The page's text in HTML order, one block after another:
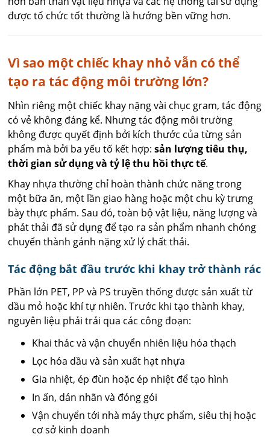
được tổ chức tốt thường là hướng bền vững hơn.
Vì sao một chiếc khay nhỏ vẫn có thể
tạo ra tác động môi trường lớn?
Nhìn riêng một chiếc khay nặng vài chục gram, tác động
có vẻ không đáng kể. Nhưng tác động môi trường
không được quyết định bởi kích thước của từng sản
phẩm mà bởi ba yếu tố kết hợp:sản lượng tiêu thụ,
thời gian sử dụng và tỷ lệ thu hồi thực tế.
Khay nhựa thường chỉ hoàn thành chức năng trong
một bữa ăn, một lần giao hàng hoặc một chu kỳ trưng
bày thực phẩm. Sau đó, toàn bộ vật liệu, năng lượng và
phát thải đã sử dụng để tạo ra sản phẩm nhanh chóng
chuyển thành gánh nặng xử lý chất thải.
Tác động bắt đầu trước khi khay trở thành rác
Phần lớn PET, PP và PS truyền thống được sản xuất từ
dầu mỏ hoặc khí tự nhiên. Trước khi tạo thành khay,
nguyên liệu phải trải qua các công đoạn:
Khai thác và vận chuyển nhiên liệu hóa thạch
Lọc hóa dầu và sản xuất hạt nhựa
Gia nhiệt, ép đùn hoặc ép nhiệt để tạo hình
In ấn, dán nhãn và đóng gói
Vận chuyển tới nhà máy thực phẩm, siêu thị hoặc
cơ sở kinh doanh